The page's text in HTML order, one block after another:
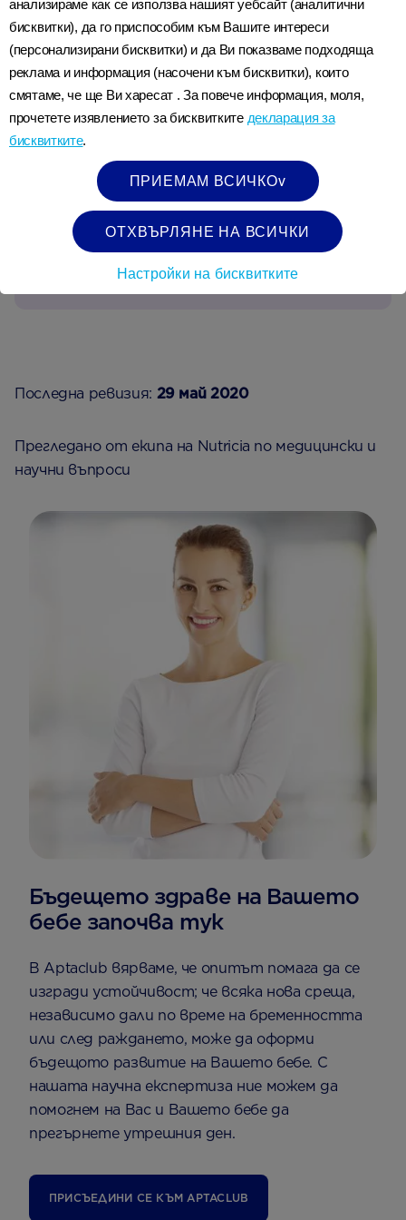
ги съхраните в хладилник в рамките на един час
от готвенето и да ги изядете до 24 часа. Трябва
да изхвърлите ориза или зърната, оставени за
една нощ на стайна температура и никога да не
ги претопляте повече от веднъж1.
приготвените храни направени с ориз и зърнени
Препратки
Последна ревизия: 29 май 2020
Прегледано от екипа на Nutricia по медицински и
научни въпроси
Бъдещето здраве на Вашето
бебе започва тук
В Aptaclub вярваме, че опитът помага да се
изгради устойчивост; че всяка нова среща,
независимо дали по време на бременността
или след раждането, може да оформи
бъдещото развитие на Вашето бебе. С
нашата научна експертиза ние можем да
помогнем на Вас и Вашето бебе да
прегърнете утрешния ден.
ПРИСЪЕДИНИ СЕ КЪМ АPTACLUB
анализираме как се използва нашият уебсайт (аналитични
бисквитки), да го приспособим към Вашите интереси
(персонализирани бисквитки) и да Ви показваме подходяща
реклама и информация (насочени към бисквитки), които
смятаме, че ще Ви харесат . За повече информация, моля,
прочетете изявлението за бисквитките декларация за
бисквитките.
ПРИЕМАМ ВСИЧКОv
ОТХВЪРЛЯНЕ НА ВСИЧКИ
Настройки на бисквитките